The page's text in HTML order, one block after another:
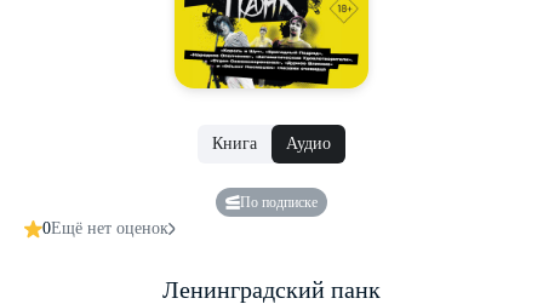
Книга Аудио
По подписке
0Ещё нет оценок
Ленинградский панк